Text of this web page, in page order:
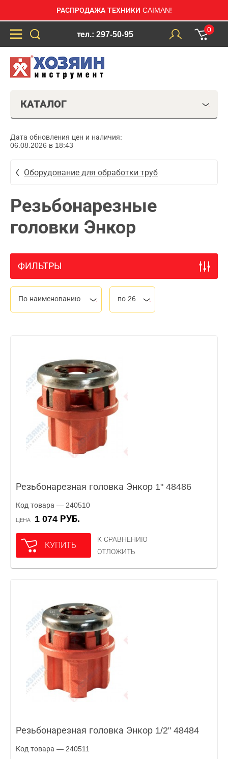
РАСПРОДАЖА ТЕХНИКИ CAIMAN!
тел.: 297-50-95
0
КАТАЛОГ
Дата обновления цен и наличия:
06.08.2026 в 18:43
Оборудование для обработки труб
Резьбонарезные
головки Энкор
ФИЛЬТРЫ
По наименованию по 26
Резьбонарезная головка Энкор 1" 48486
Код товара — 240510
ЦЕНА 1 074 РУБ.
КУПИТЬ
К СРАВНЕНИЮ
ОТЛОЖИТЬ
Резьбонарезная головка Энкор 1/2" 48484
Код товара — 240511